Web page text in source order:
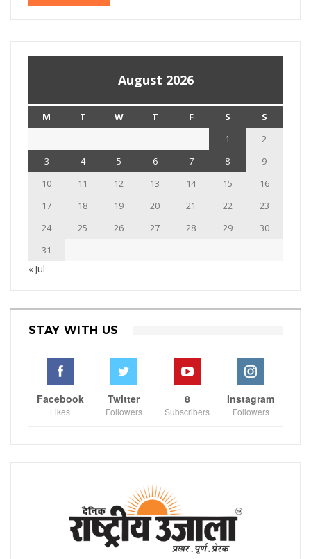
August 2026
M T W T F S
S
1
2
3
4 5 6 7 8
9
10
11 12 13 14 15
16
17
18 19 20 21 22
23
24
25 26 27 28 29
30
31
« Jul
STAY WITH US
Facebook
Likes
Twitter
Followers
8
Subscribers
Instagram
Followers